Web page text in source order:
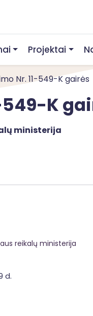
Projektai
Nr. 11-549-K gairės
549-K
ministerija
reikalų ministerija
d.